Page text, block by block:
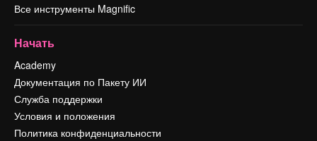
Все инструменты Magnific
Начать
Academy
Документация по Пакету ИИ
Служба поддержки
Условия и положения
Политика конфиденциальности